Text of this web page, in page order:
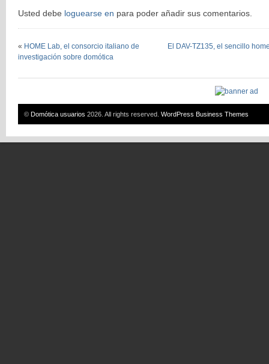
Usted debe loguearse en para poder añadir sus comentarios.
« HOME Lab, el consorcio italiano de
investigación sobre domótica
El DAV-TZ135, el sencillo
© Domótica usuarios 2026. All rights reserved. WordPress Business Themes